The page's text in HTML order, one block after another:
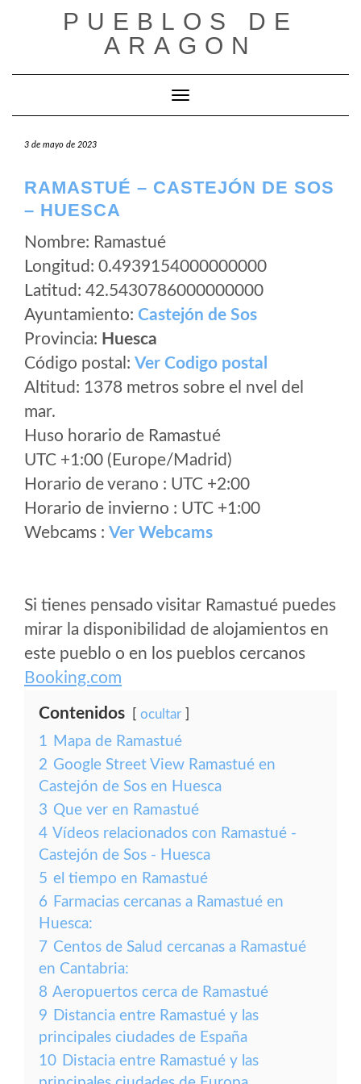
PUEBLOS DE
ARAGON
Cambiar modo de navegación
3 de mayo de 2023
RAMASTUÉ – CASTEJÓN DE SOS
– HUESCA
Nombre: Ramastué
Longitud: 0.4939154000000000
Latitud: 42.5430786000000000
Ayuntamiento: Castejón de Sos
Provincia: Huesca
Código postal: Ver Codigo postal
Altitud: 1378 metros sobre el nvel del
mar.
Huso horario de Ramastué
UTC +1:00 (Europe/Madrid)
Horario de verano : UTC +2:00
Horario de invierno : UTC +1:00
Webcams : Ver Webcams
Si tienes pensado visitar Ramastué puedes
mirar la disponibilidad de alojamientos en
este pueblo o en los pueblos cercanos
Booking.com
Contenidos ocultar
1 Mapa de Ramastué
2 Google Street View Ramastué en
Castejón de Sos en Huesca
3 Que ver en Ramastué
4 Vídeos relacionados con Ramastué -
Castejón de Sos - Huesca
5 el tiempo en Ramastué
6 Farmacias cercanas a Ramastué en
Huesca:
7 Centos de Salud cercanas a Ramastué
en Cantabria:
8 Aeropuertos cerca de Ramastué
9 Distancia entre Ramastué y las
principales ciudades de España
10 Distacia entre Ramastué y las